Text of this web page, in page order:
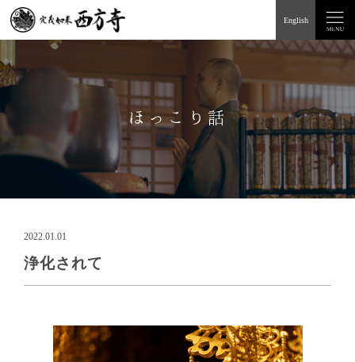
English
ほっこり話
2022.01.01
浄化されて